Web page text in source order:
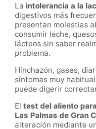
La intolerancia a la
digestivos más
presentan molestias
consumir leche,
lácteos sin saber
problema.
Hinchazón, gases,
síntomas muy
puede digerir
El test del aliento
Las Palmas de Gran
alteración mediante